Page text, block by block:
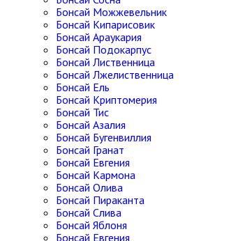
Бонсай Можжевельник
Бонсай Кипарисовик
Бонсай Араукария
Бонсай Подокарпус
Бонсай Лиственница
Бонсай Лжелиственница
Бонсай Ель
Бонсай Криптомерия
Бонсай Тис
Бонсай Азалия
Бонсай Бугенвиллия
Бонсай Гранат
Бонсай Евгения
Бонсай Кармона
Бонсай Олива
Бонсай Пираканта
Бонсай Слива
Бонсай Яблоня
Бонсай Евгения